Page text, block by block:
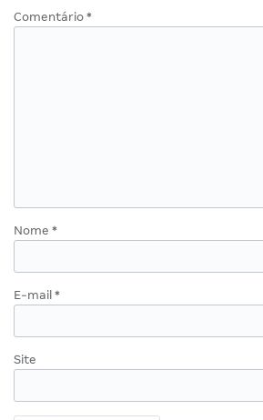
Comentário *
Nome *
E-mail *
Site